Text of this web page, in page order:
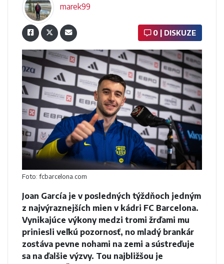
marek99
0 | DISKUZE
Foto: fcbarcelona.com
Joan García je v posledných týždňoch jedným
z najvýraznejších mien v kádri FC Barcelona.
Vynikajúce výkony medzi tromi žrďami mu
priniesli veľkú pozornosť, no mladý brankár
zostáva pevne nohami na zemi a sústreďuje
sa na ďalšie výzvy. Tou najbližšou je